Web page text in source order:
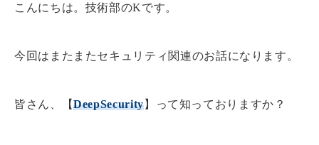
こんにちは。技術部のKです。
今回はまたまたセキュリティ関連のお話になります。
皆さん、【DeepSecurity】って知っておりますか？